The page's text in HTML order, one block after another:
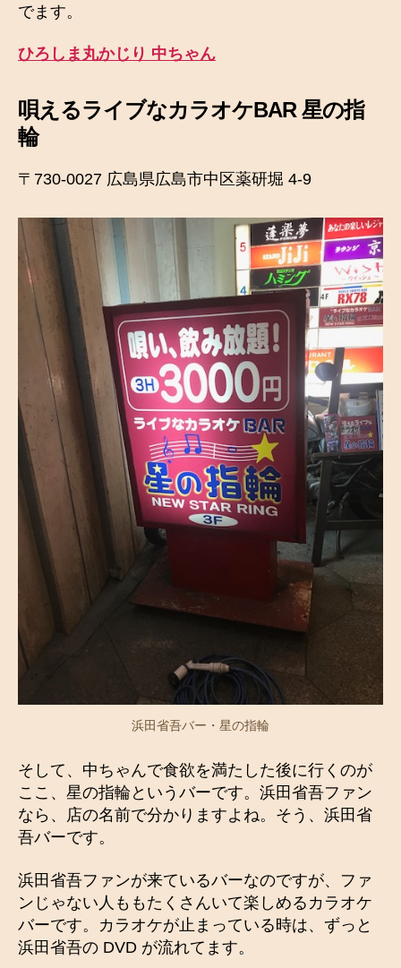
でます。
ひろしま丸かじり 中ちゃん
唄えるライブなカラオケBAR 星の指
輪
〒730-0027 広島県広島市中区薬研堀 4-9
浜田省吾バー・星の指輪
そして、中ちゃんで食欲を満たした後に行くのが
ここ、星の指輪というバーです。浜田省吾ファン
なら、店の名前で分かりますよね。そう、浜田省
吾バーです。
浜田省吾ファンが来ているバーなのですが、ファ
ンじゃない人ももたくさんいて楽しめるカラオケ
バーです。カラオケが止まっている時は、ずっと
浜田省吾の DVD が流れてます。